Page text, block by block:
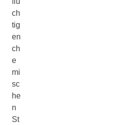
ch
tig
en
ch
e
mi
sc
he
n
St